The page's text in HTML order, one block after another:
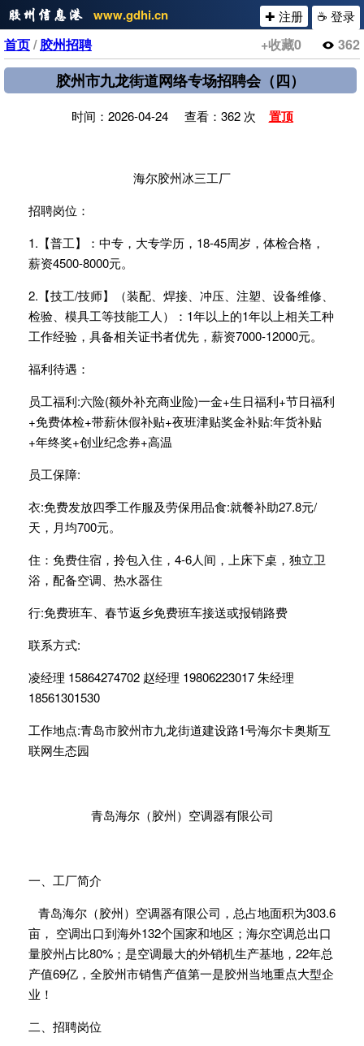
www.gdhi.cn ☕ 登录
✚ 注册
+收藏0 362
首页/胶州招聘
胶州市九龙街道网络专场招聘会（四）
时间：2026-04-24 查看：362 次 置顶
海尔胶州冰三工厂
招聘岗位：
1.【普工】：中专，大专学历，18-45周岁，体检合格，
薪资4500-8000元。
2.【技工/技师】（装配、焊接、冲压、注塑、设备维修、
检验、模具工等技能工人）：1年以上的1年以上相关工种
工作经验，具备相关证书者优先，薪资7000-12000元。
福利待遇：
员工福利:六险(额外补充商业险)一金+生日福利+节日福利
+免费体检+带薪休假补贴+夜班津贴奖金补贴:年货补贴
+年终奖+创业纪念券+高温
员工保障:
衣:免费发放四季工作服及劳保用品食:就餐补助27.8元/
天，月均700元。
住：免费住宿，拎包入住，4-6人间，上床下桌，独立卫
浴，配备空调、热水器住
行:免费班车、春节返乡免费班车接送或报销路费
联系方式:
凌经理 15864274702 赵经理 19806223017 朱经理
18561301530
工作地点:青岛市胶州市九龙街道建设路1号海尔卡奥斯互
联网生态园
青岛海尔（胶州）空调器有限公司
一、工厂简介
青岛海尔（胶州）空调器有限公司，总占地面积为303.6
亩， 空调出口到海外132个国家和地区；海尔空调总出口
量胶州占比80%；是空调最大的外销机生产基地，22年总
产值69亿，全胶州市销售产值第一是胶州当地重点大型企
业！
二、招聘岗位